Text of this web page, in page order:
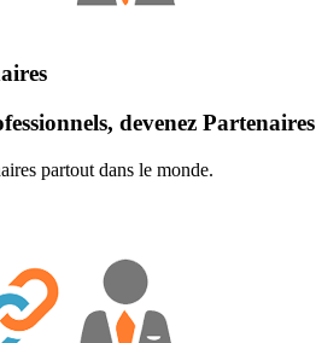
devenez Partenaires
partout dans le monde.